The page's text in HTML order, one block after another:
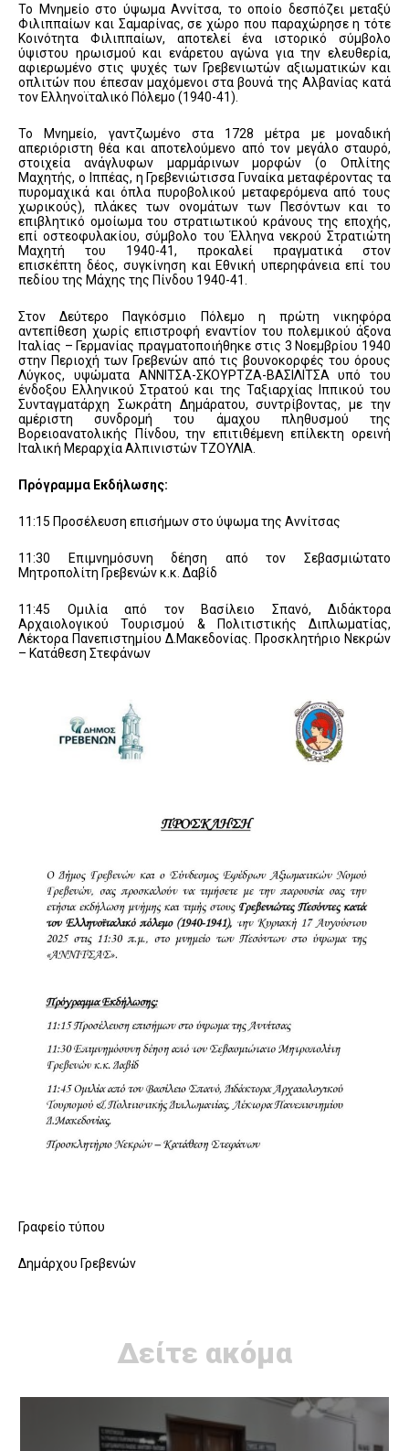
Το Μνημείο στο ύψωμα Αννίτσα, το οποίο δεσπόζει μεταξύ
Φιλιππαίων και Σαμαρίνας, σε χώρο που παραχώρησε η τότε
Κοινότητα Φιλιππαίων, αποτελεί ένα ιστορικό σύμβολο
ύψιστου ηρωισμού και ενάρετου αγώνα για την ελευθερία,
αφιερωμένο στις ψυχές των Γρεβενιωτών αξιωματικών και
οπλιτών που έπεσαν μαχόμενοι στα βουνά της Αλβανίας κατά
τον Ελληνοϊταλικό Πόλεμο (1940-41).
Το Μνημείο, γαντζωμένο στα 1728 μέτρα με μοναδική
απεριόριστη θέα και αποτελούμενο από τον μεγάλο σταυρό,
στοιχεία ανάγλυφων μαρμάρινων μορφών (ο Οπλίτης
Μαχητής, ο Ιππέας, η Γρεβενιώτισσα Γυναίκα μεταφέροντας τα
πυρομαχικά και όπλα πυροβολικού μεταφερόμενα από τους
χωρικούς), πλάκες των ονομάτων των Πεσόντων και το
επιβλητικό ομοίωμα του στρατιωτικού κράνους της εποχής,
επί οστεοφυλακίου, σύμβολο του Έλληνα νεκρού Στρατιώτη
Μαχητή του 1940-41, προκαλεί πραγματικά στον
επισκέπτη δέος, συγκίνηση και Εθνική υπερηφάνεια επί του
πεδίου της Μάχης της Πίνδου 1940-41.
Στον Δεύτερο Παγκόσμιο Πόλεμο η πρώτη νικηφόρα
αντεπίθεση χωρίς επιστροφή εναντίον του πολεμικού άξονα
Ιταλίας – Γερμανίας πραγματοποιήθηκε στις 3 Νοεμβρίου 1940
στην Περιοχή των Γρεβενών από τις βουνοκορφές του όρους
Λύγκος, υψώματα ΑΝΝΙΤΣΑ-ΣΚΟΥΡΤΖΑ-ΒΑΣΙΛΙΤΣΑ υπό του
ένδοξου Ελληνικού Στρατού και της Ταξιαρχίας Ιππικού του
Συνταγματάρχη Σωκράτη Δημάρατου, συντρίβοντας, με την
αμέριστη συνδρομή του άμαχου πληθυσμού της
Βορειοανατολικής Πίνδου, την επιτιθέμενη επίλεκτη ορεινή
Ιταλική Μεραρχία Αλπινιστών ΤΖΟΥΛΙΑ.
Πρόγραμμα Εκδήλωσης:
11:15 Προσέλευση επισήμων στο ύψωμα της Αννίτσας
11:30 Επιμνημόσυνη δέηση από τον Σεβασμιώτατο
Μητροπολίτη Γρεβενών κ.κ. Δαβίδ
11:45 Ομιλία από τον Βασίλειο Σπανό, Διδάκτορα
Αρχαιολογικού Τουρισμού & Πολιτιστικής Διπλωματίας,
Λέκτορα Πανεπιστημίου Δ.Μακεδονίας. Προσκλητήριο Νεκρών
– Κατάθεση Στεφάνων
Γραφείο τύπου
Δημάρχου Γρεβενών
Δείτε ακόμα